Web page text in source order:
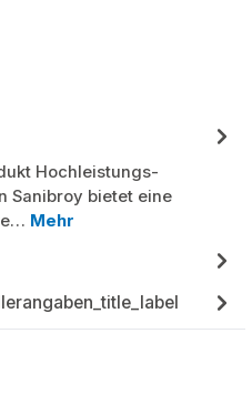
Hochleistungs-
Sanibroy bietet eine
Mehr